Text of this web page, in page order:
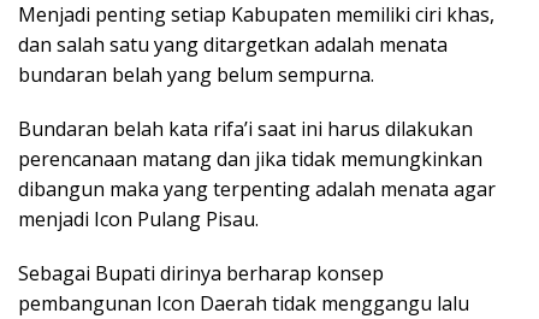
Menjadi penting setiap Kabupaten memiliki ciri khas,
dan salah satu yang ditargetkan adalah menata
bundaran belah yang belum sempurna.
Bundaran belah kata rifa’i saat ini harus dilakukan
perencanaan matang dan jika tidak memungkinkan
dibangun maka yang terpenting adalah menata agar
menjadi Icon Pulang Pisau.
Sebagai Bupati dirinya berharap konsep
pembangunan Icon Daerah tidak menggangu lalu